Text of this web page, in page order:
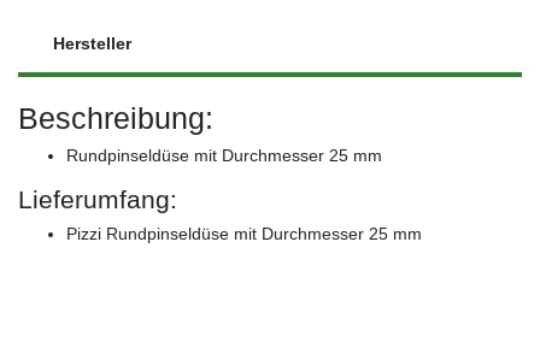
Hersteller
Beschreibung:
Rundpinseldüse mit Durchmesser 25 mm
Lieferumfang:
Pizzi Rundpinseldüse mit Durchmesser 25 mm